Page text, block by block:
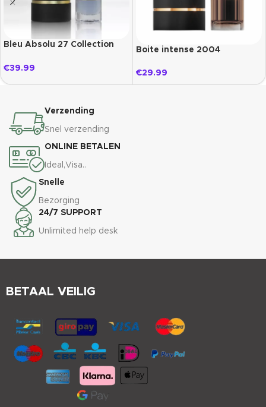
Bleu Absolu 27 Collection
€39.99
Boite intense 2004
€29.99
Verzending
Snel verzending
ONLINE BETALEN
Ideal,Visa..
Snelle
Bezorging
24/7 SUPPORT
Unlimited help desk
BETAAL VEILIG